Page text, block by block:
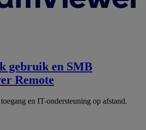
gebruik en SMB
Remote
en IT-ondersteuning op afstand.